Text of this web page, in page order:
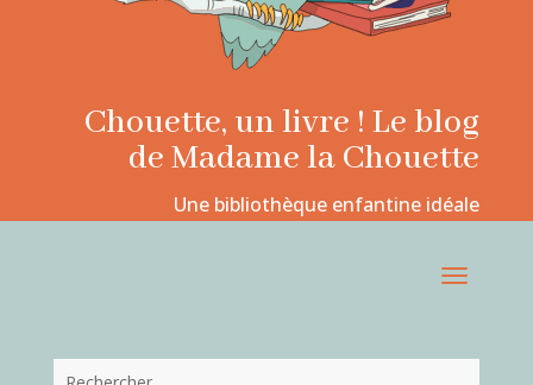
Chouette, un livre ! Le blog
de Madame la Chouette
Une bibliothèque enfantine idéale